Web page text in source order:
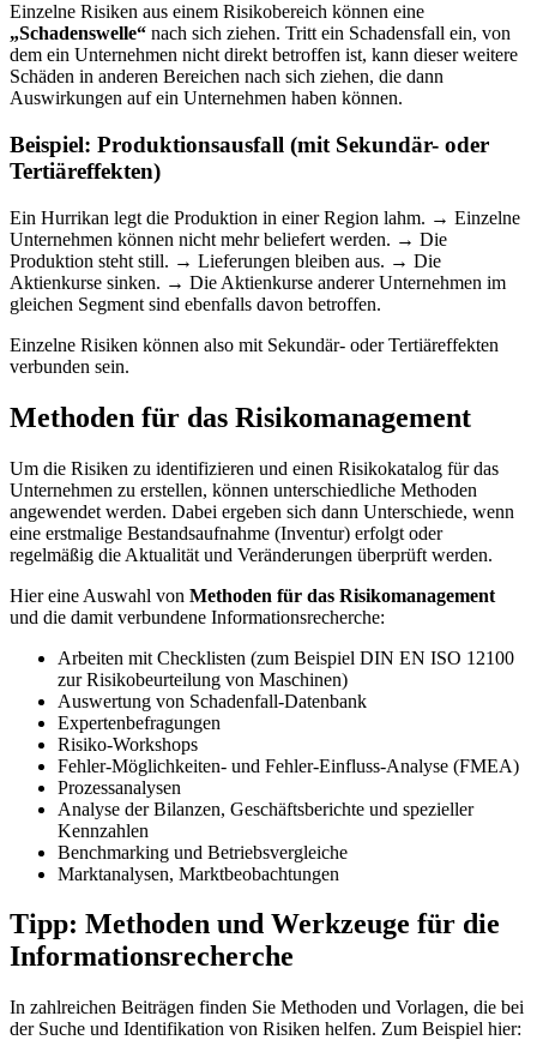
Einzelne Risiken aus einem Risikobereich können eine
„Schadenswelle“ nach sich ziehen. Tritt ein Schadensfall ein, von
dem ein Unternehmen nicht direkt betroffen ist, kann dieser weitere
Schäden in anderen Bereichen nach sich ziehen, die dann
Auswirkungen auf ein Unternehmen haben können.
Beispiel: Produktionsausfall (mit Sekundär- oder
Tertiäreffekten)
Ein Hurrikan legt die Produktion in einer Region lahm. → Einzelne
Unternehmen können nicht mehr beliefert werden. → Die
Produktion steht still. → Lieferungen bleiben aus. → Die
Aktienkurse sinken. → Die Aktienkurse anderer Unternehmen im
gleichen Segment sind ebenfalls davon betroffen.
Einzelne Risiken können also mit Sekundär- oder Tertiäreffekten
verbunden sein.
Methoden für das Risikomanagement
Um die Risiken zu identifizieren und einen Risikokatalog für das
Unternehmen zu erstellen, können unterschiedliche Methoden
angewendet werden. Dabei ergeben sich dann Unterschiede, wenn
eine erstmalige Bestandsaufnahme (Inventur) erfolgt oder
regelmäßig die Aktualität und Veränderungen überprüft werden.
Hier eine Auswahl von Methoden für das Risikomanagement
und die damit verbundene Informationsrecherche:
Arbeiten mit Checklisten (zum Beispiel DIN EN ISO 12100
zur Risikobeurteilung von Maschinen)
Auswertung von Schadenfall-Datenbank
Expertenbefragungen
Risiko-Workshops
Fehler-Möglichkeiten- und Fehler-Einfluss-Analyse (FMEA)
Prozessanalysen
Analyse der Bilanzen, Geschäftsberichte und spezieller
Kennzahlen
Benchmarking und Betriebsvergleiche
Marktanalysen, Marktbeobachtungen
Tipp: Methoden und Werkzeuge für die
Informationsrecherche
In zahlreichen Beiträgen finden Sie Methoden und Vorlagen, die bei
der Suche und Identifikation von Risiken helfen. Zum Beispiel hier: